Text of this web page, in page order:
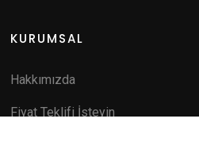
KURUMSAL
Hakkımızda
Fiyat Teklifi İsteyin